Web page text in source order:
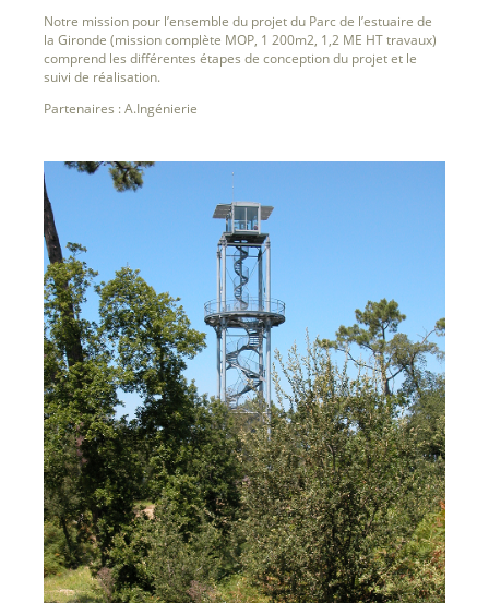
Notre mission pour l’ensemble du projet du Parc de l’estuaire de
la Gironde (mission complète MOP, 1 200m2, 1,2 ME HT travaux)
comprend les différentes étapes de conception du projet et le
suivi de réalisation.
Partenaires : A.Ingénierie